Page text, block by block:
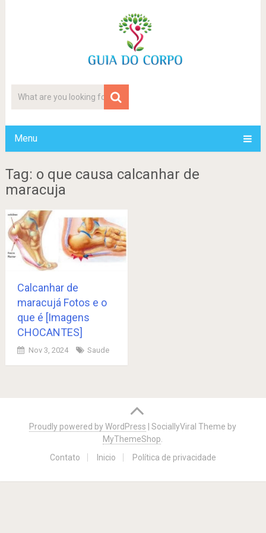
Menu
Tag: o que causa calcanhar de
maracuja
Calcanhar de
maracujá Fotos e o
que é [Imagens
CHOCANTES]
Nov 3, 2024 Saude
navigation
Proudly powered by WordPress |SociallyViral Theme by
MyThemeShop
Contato
Inicio Política de privacidade